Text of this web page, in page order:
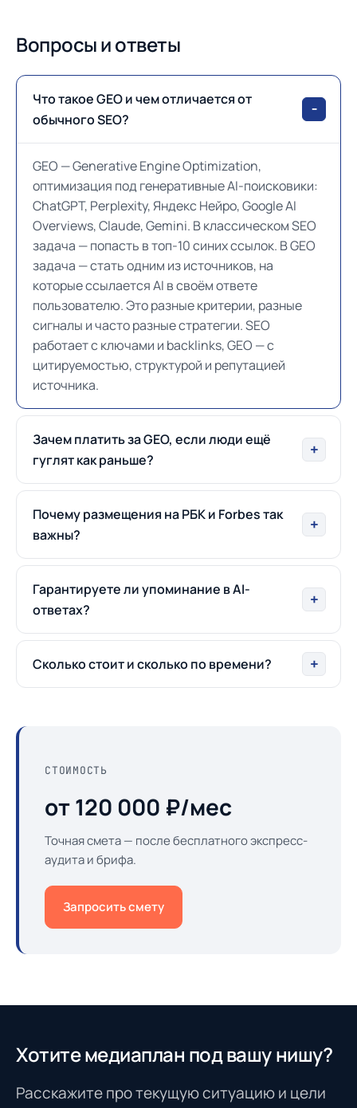
Вопросы и ответы
Что такое GEO и чем отличается от
обычного SEO?
GEO — Generative Engine Optimization,
оптимизация под генеративные AI-поисковики:
ChatGPT, Perplexity, Яндекс Нейро, Google AI
Overviews, Claude, Gemini. В классическом SEO
задача — попасть в топ-10 синих ссылок. В GEO
задача — стать одним из источников, на
которые ссылается AI в своём ответе
пользователю. Это разные критерии, разные
сигналы и часто разные стратегии. SEO
работает с ключами и backlinks, GEO — с
цитируемостью, структурой и репутацией
источника.
Зачем платить за GEO, если люди ещё
гуглят как раньше?
Почему размещения на РБК и Forbes так
важны?
Гарантируете ли упоминание в AI-
ответах?
Сколько стоит и сколько по времени?
СТОИМОСТЬ
от 120 000 ₽/мес
Точная смета — после бесплатного экспресс-
аудита и брифа.
Запросить смету
Хотите медиаплан под вашу нишу?
Расскажите про текущую ситуацию и цели